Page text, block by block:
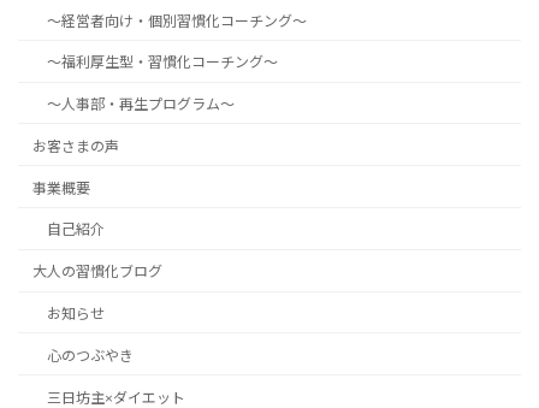
～経営者向け・個別習慣化コーチング～
～福利厚生型・習慣化コーチング～
～人事部・再生プログラム～
お客さまの声
事業概要
自己紹介
大人の習慣化ブログ
お知らせ
心のつぶやき
三日坊主×ダイエット